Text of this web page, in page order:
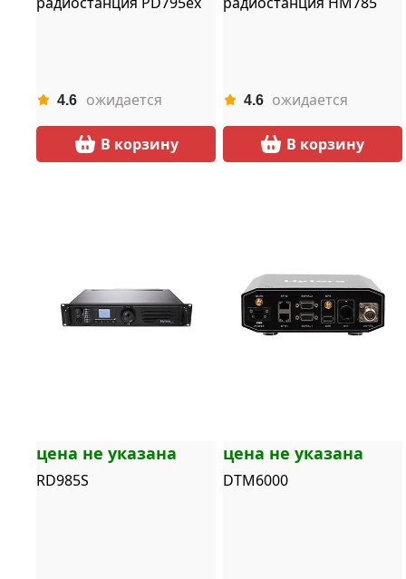
4.6 ожидается
В корзину
4.6 ожидается
В корзину
цена не указана
RD985S
цена не указана
DTM6000